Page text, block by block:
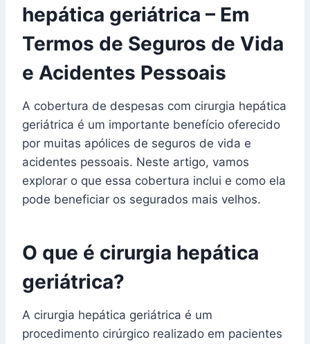
hepática geriátrica – Em
Termos de Seguros de Vida
e Acidentes Pessoais
A cobertura de despesas com cirurgia hepática
geriátrica é um importante benefício oferecido
por muitas apólices de seguros de vida e
acidentes pessoais. Neste artigo, vamos
explorar o que essa cobertura inclui e como ela
pode beneficiar os segurados mais velhos.
O que é cirurgia hepática
geriátrica?
A cirurgia hepática geriátrica é um
procedimento cirúrgico realizado em pacientes